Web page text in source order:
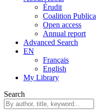
Érudit
Coalition Publica
Open access
Annual report
Advanced Search
EN
Français
English
My Library
Search